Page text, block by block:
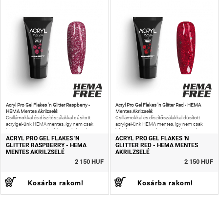
Acryl Pro Gel Flakes 'n Glitter Raspberry -
HEMA Mentes Akrilzselé:
Csillámokkal és díszítőszálakkal dúsított
acrylgel-ünk HEMA mentes, így nem csak
káprázatos ragyogást érhetsz el, de még az
allergiás reakciók kockázatát is
ACRYL PRO GEL FLAKES 'N
GLITTER RASPBERRY - HEMA
MENTES AKRILZSELÉ
2 150 HUF
Kosárba rakom!
Acryl Pro Gel Flakes 'n Glitter Red - HEMA
Mentes Akrilzselé:
Csillámokkal és díszítőszálakkal dúsított
acrylgel-ünk HEMA mentes, így nem csak
káprázatos ragyogást érhetsz el, de még az
allergiás reakciók kockázatát is
ACRYL PRO GEL FLAKES 'N
GLITTER RED - HEMA MENTES
AKRILZSELÉ
2 150 HUF
Kosárba rakom!